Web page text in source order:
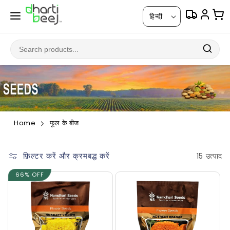
सामग्री
पर जाएं
भा
षा
हिन्दी
Home फूल के बीज
फ़िल्टर करें और क्रमबद्ध करें 15 उत्पाद
66% OFF